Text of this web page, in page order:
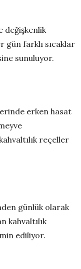
değişkenlik
gün farklı sıcaklar
sunuluyor.
erken hasat
reçeller
günlük olarak
kahvaltılık
ediliyor.